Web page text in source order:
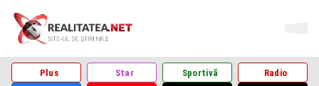
Plus Star Sportivă Radio